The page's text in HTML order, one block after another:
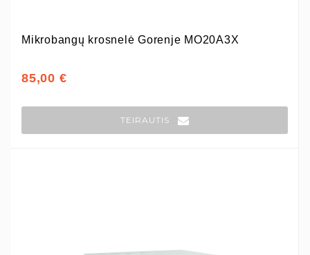
Mikrobangų krosnelė Gorenje MO20A3X
85,00 €
TEIRAUTIS